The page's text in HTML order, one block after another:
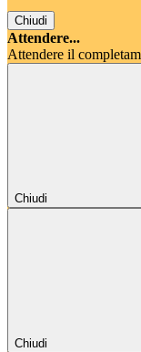
Chiudi
Attendere...
Attendere il
Chiudi
Chiudi